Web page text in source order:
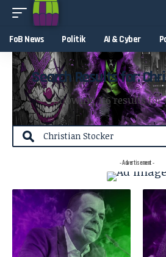
FoB News Politik AI & Cyber
Search Results for:
Showing 116 results
- Advertisement -